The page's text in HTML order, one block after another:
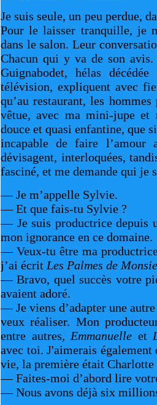
Je suis seule, un peu perdue,
Pour le laisser tranquille, je
dans le salon. Leur
Chacun qui y va de son avis.
Guignabodet, hélas
télévision, expliquent avec
qu’au restaurant, les
vêtue, avec ma mini-jupe et
douce et quasi enfantine, que
incapable de faire
dévisagent, interloquées,
fasciné, et me demande qui je
— Je m’appelle Sylvie.
— Et que fais-tu Sylvie ?
— Je suis productrice depuis
mon ignorance en ce domaine.
— Veux-tu être ma
j’ai écrit Les Palmes de
— Bravo, quel succès votre
avaient adoré.
— Je viens d’adapter une
veux réaliser. Mon
entre autres, Emmanuelle et
avec toi. J'aimerais
vie, la première était
— Faites-moi d’abord lire
— Nous avons déjà six